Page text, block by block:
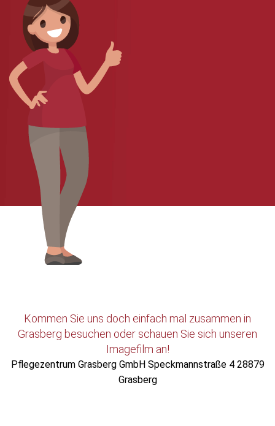
Kommen Sie uns doch einfach mal zusammen in
Grasberg besuchen oder schauen Sie sich unseren
Imagefilm an!
Pflegezentrum Grasberg GmbH Speckmannstraße 4 28879
Grasberg